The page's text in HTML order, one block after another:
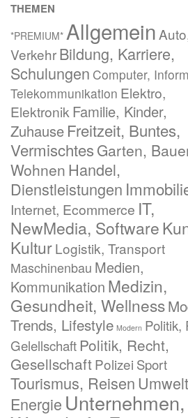
THEMEN
*PREMIUM* Allgemein
VerkehrBildung, Karriere,
Schulungen Computer,
Telekommunikation Elektro,
Elektronik Familie, Kinder,
Zuhause Freitzeit, Buntes,
Vermischtes Garten,
Wohnen Handel,
Dienstleistungen
Internet, Ecommerce IT,
NewMedia, Software
KulturLogistik, Transport
Maschinenbau Medien,
Kommunikation Medizin,
Gesundheit, Wellness
Trends, Lifestyle Modern Politik,
Gelellschaft Politik, Recht,
GesellschaftPolizei Sport
Tourismus, Reisen
Energie Unternehmen,